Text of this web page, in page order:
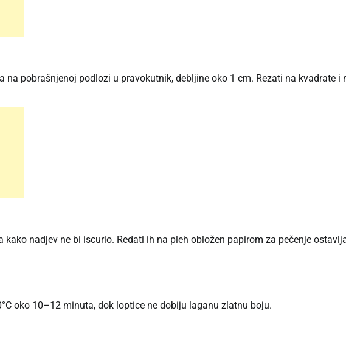
na pobrašnjenoj podlozi u pravokutnik, debljine oko 1 cm. Rezati na kvadrate i
nadjev ne bi iscurio. Redati ih na pleh obložen papirom za pečenje
oko 10–12 minuta, dok loptice ne dobiju laganu zlatnu boju.